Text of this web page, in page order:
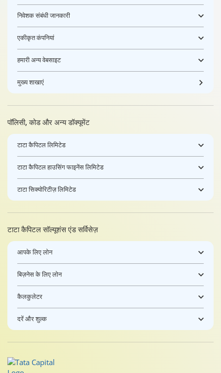
निवेशक संबंधी जानकारी
एकीकृत कंपनियां
हमारी अन्य वेबसाइट
मुख्य शाखाएं
पॉलिसी, कोड और अन्य डॉक्यूमेंट
टाटा कैपिटल लिमिटेड
टाटा कैपिटल हाउसिंग फाइनेंस लिमिटेड
टाटा सिक्योरिटीज़ लिमिटेड
टाटा कैपिटल सॉल्यूशंस एंड सर्विसेज़
आपके लिए लोन
बिज़नेस के लिए लोन
कैलकुलेटर
दरें और शुल्क